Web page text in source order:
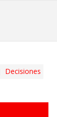
Decisiones